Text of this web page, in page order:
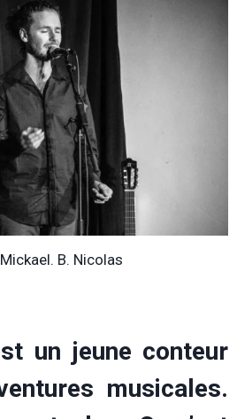
B. Nicolas
un jeune conteur
musicales.